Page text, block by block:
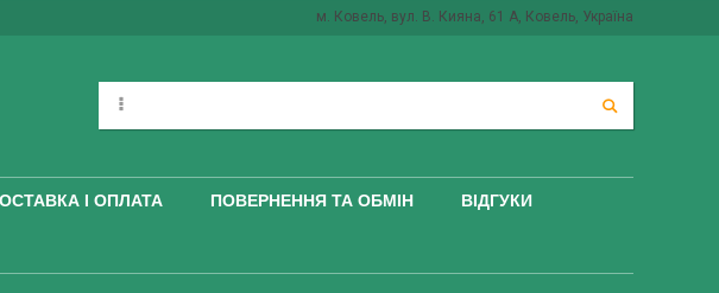
м. Ковель, вул. В. Кияна, 61 А, Ковель, Україна
І ОПЛАТА ПОВЕРНЕННЯ ТА ОБМІН ВІДГУКИ